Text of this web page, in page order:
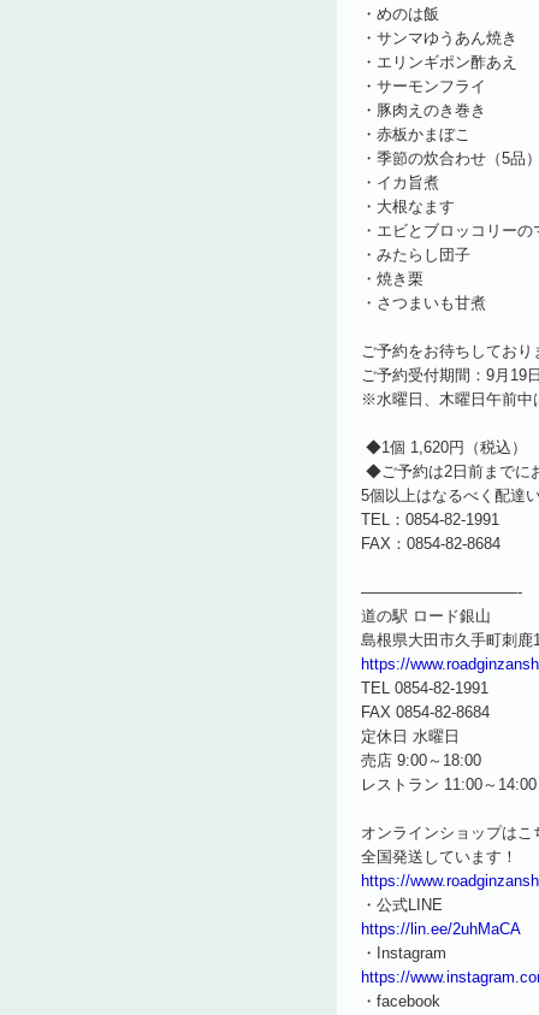
・めのは飯
・サンマゆうあん焼き
・エリンギポン酢あえ
・サーモンフライ
・豚肉えのき巻き
・赤板かまぼこ
・季節の炊合わせ（5品
・イカ旨煮
・大根なます
・エビとブロッコリー
・みたらし団子
・焼き栗
・さつまいも甘煮
ご予約をお待ちしており
ご予約受付期間：9月19
※水曜日、木曜日午前中
◆1個 1,620円（税込）
◆ご予約は2日前までに
5個以上はなるべく配達
TEL：0854-82-1991
FAX：0854-82-8684
——————————-
道の駅 ロード銀山
島根県大田市久手町刺鹿
https://
TEL 0854-82-1991
FAX 0854-82-8684
定休日 水曜日
売店 9:00～18:00
レストラン 11:00～14:00
オンラインショップはこ
全国発送しています！
https://
・公式LINE
https://lin.ee/2uhMaCA
・Instagram
https://
・facebook